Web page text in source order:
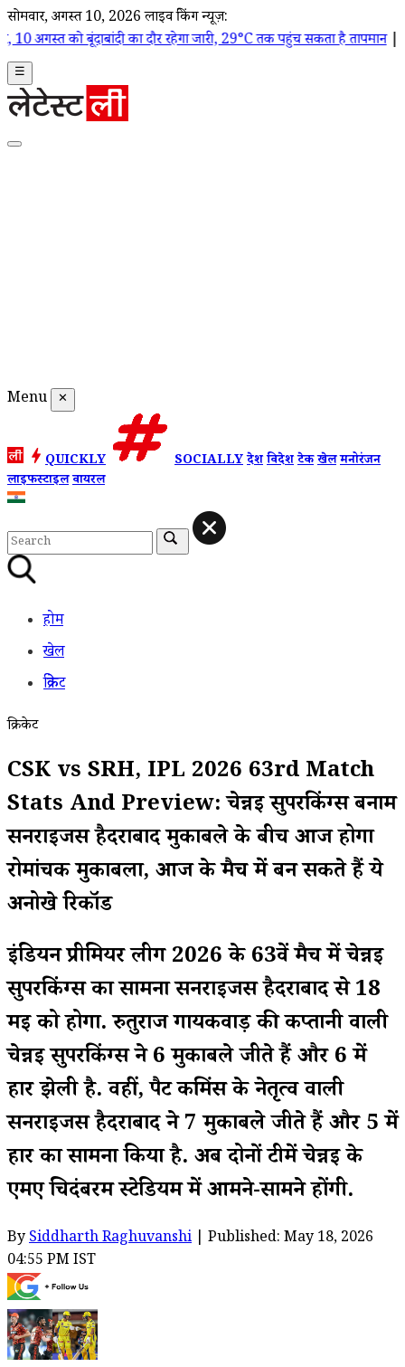
सोमवार, अगस्त 10, 2026 लाइव ब्रेकिंग न्यूज़:
का दौर रहेगा जारी, 29°C तक पहुंच सकता है तापमान|दिल्ली की मुख्य
☰
Menu ✕
QUICKLY SOCIALLYदेशविदेशटेकखेलमनोरंजन
लाइफस्टाइलवायरल
होम
खेल
क्रिकेट
क्रिकेट
CSK vs SRH, IPL 2026 63rd Match
Stats And Preview: चेन्नई सुपरकिंग्स बनाम
सनराइजर्स हैदराबाद मुकाबले के बीच आज होगा
रोमांचक मुकाबला, आज के मैच में बन सकते हैं ये
अनोखे रिकॉर्ड
इंडियन प्रीमियर लीग 2026 के 63वें मैच में चेन्नई
सुपरकिंग्स का सामना सनराइजर्स हैदराबाद से 18
मई को होगा. रुतुराज गायकवाड़ की कप्तानी वाली
चेन्नई सुपरकिंग्स ने 6 मुकाबले जीते हैं और 6 में
हार झेली है. वहीं, पैट कमिंस के नेतृत्व वाली
सनराइजर्स हैदराबाद ने 7 मुकाबले जीते हैं और 5 में
हार का सामना किया है. अब दोनों टीमें चेन्नई के
एमए चिदंबरम स्टेडियम में आमने-सामने होंगी.
BySiddharth Raghuvanshi | Published: May 18, 2026
04:55 PM IST